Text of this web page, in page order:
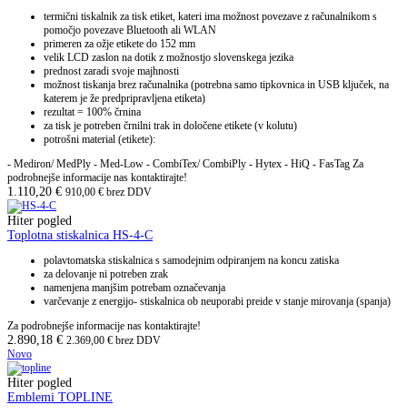
termični tiskalnik za tisk etiket, kateri ima možnost povezave z računalnikom s
pomočjo povezave Bluetooth ali WLAN
primeren za ožje etikete do 152 mm
velik LCD zaslon na dotik z možnostjo slovenskega jezika
prednost zaradi svoje majhnosti
možnost tiskanja brez računalnika (potrebna samo tipkovnica in USB ključek, na
katerem je že predpripravljena etiketa)
rezultat = 100% črnina
za tisk je potreben črnilni trak in določene etikete (v kolutu)
potrošni material (etikete):
- Mediron/ MedPly - Med-Low - CombiTex/ CombiPly - Hytex - HiQ - FasTag Za
podrobnejše informacije nas kontaktirajte!
1.110,20 € 910,00 € brez DDV
Hiter pogled
Toplotna stiskalnica HS-4-C
polavtomatska stiskalnica s samodejnim odpiranjem na koncu zatiska
za delovanje ni potreben zrak
namenjena manjšim potrebam označevanja
varčevanje z energijo- stiskalnica ob neuporabi preide v stanje mirovanja (spanja)
Za podrobnejše informacije nas kontaktirajte!
2.890,18 € 2.369,00 € brez DDV
Novo
Hiter pogled
Emblemi TOPLINE